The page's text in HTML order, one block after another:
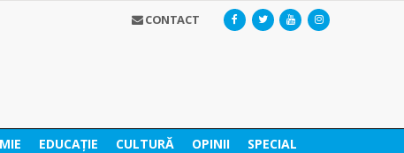
CONTACT
EDUCAȚIE CULTURĂ OPINII SPECIAL